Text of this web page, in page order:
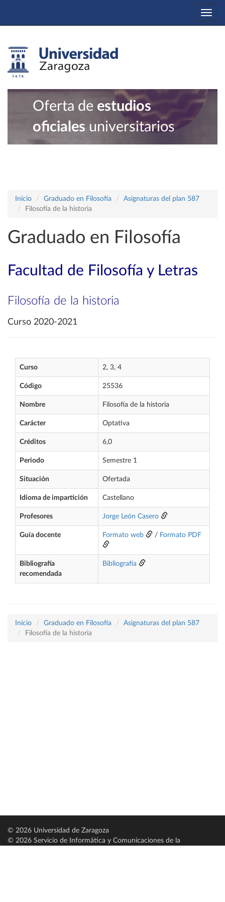
Oferta de estudios
oficiales universitarios
Inicio Graduado en Filosofía
Asignaturas del plan 587
Filosofía de la historia
Graduado en Filosofía
Facultad de Filosofía y Letras
Filosofía de la historia
Curso 2020-2021
Curso 2, 3, 4
Código 25536
Nombre Filosofía de la historia
Carácter Optativa
Créditos 6,0
Periodo Semestre 1
Situación Ofertada
Idioma de impartición Castellano
Profesores Jorge León Casero
Guía docente Formato web / Formato PDF
Bibliografía
recomendada
Bibliografía
Inicio Graduado en Filosofía
Asignaturas del plan 587
Filosofía de la historia
© 2026 Universidad de Zaragoza
© 2026 Servicio de Informática y Comunicaciones de la